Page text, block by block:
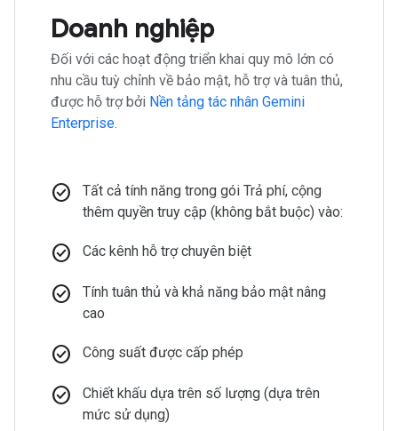
Doanh nghiệp
Đối với các hoạt động triển khai quy mô lớn có
nhu cầu tuỳ chỉnh về bảo mật, hỗ trợ và tuân thủ,
được hỗ trợ bởi Nền tảng tác nhân Gemini
Enterprise.
check_circle
Tất cả tính năng trong gói Trả phí, cộng
thêm quyền truy cập (không bắt buộc) vào:
check_circle Các kênh hỗ trợ chuyên biệt
check_circle
Tính tuân thủ và khả năng bảo mật nâng
cao
check_circle Công suất được cấp phép
check_circle
Chiết khấu dựa trên số lượng (dựa trên
mức sử dụng)